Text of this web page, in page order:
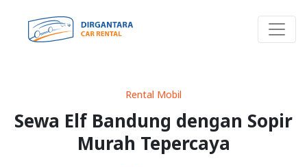
Rental Mobil
Sewa Elf Bandung dengan Sopir
Murah Tepercaya